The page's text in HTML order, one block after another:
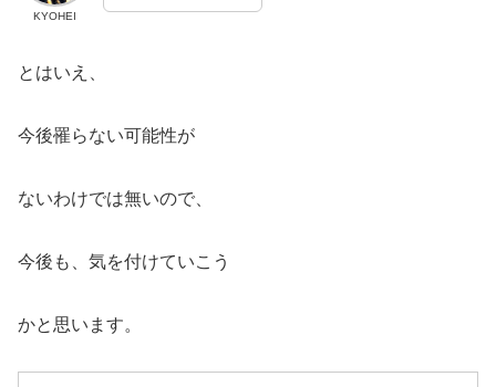
KYOHEI
とはいえ、
今後罹らない可能性が
ないわけでは無いので、
今後も、気を付けていこう
かと思います。